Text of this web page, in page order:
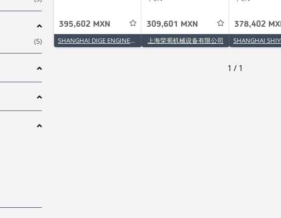
395,602 MXN
SHANGHAI DIGE ENGINEERING MACHINERY CO.LTD
309,601 MXN
上海荣蜀机械设备有限公司
378,402
1 / 1